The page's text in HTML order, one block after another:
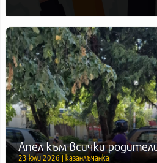
Апел към всички
23 юли 2026 | казанлъчанка